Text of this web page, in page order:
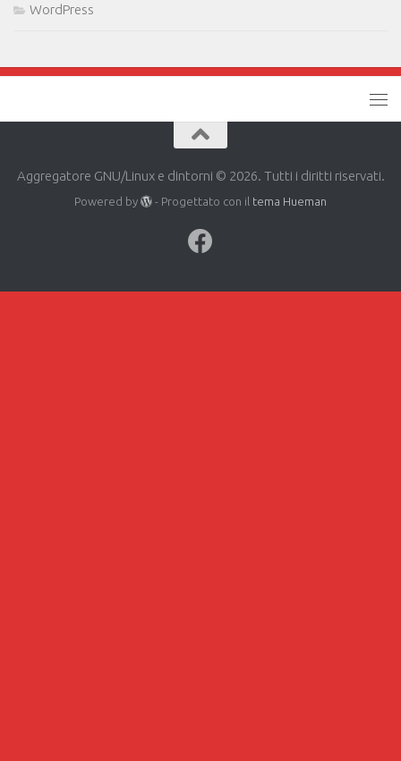
WordPress
Aggregatore GNU/Linux e dintorni © 2026. Tutti i diritti riservati.
Powered by - Progettato con il tema Hueman